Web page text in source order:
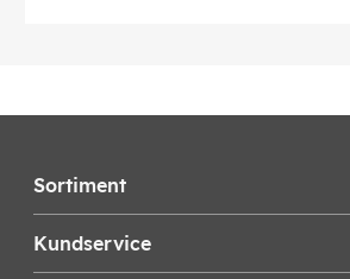
Sortiment
Kundservice